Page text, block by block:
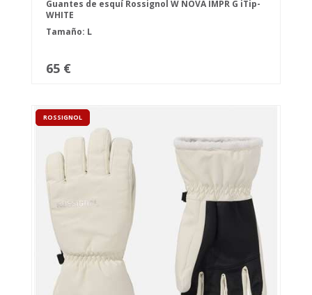
Guantes de esquí Rossignol W NOVA IMPR G iTip-
WHITE
Tamaño: L
65 €
ROSSIGNOL